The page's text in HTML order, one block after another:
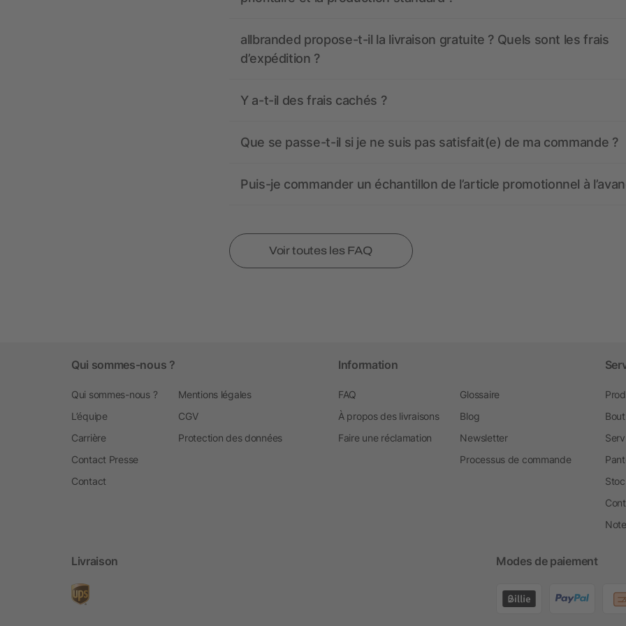
allbranded propose-t-il la livraison gratuite ? Quels sont les frais
d’expédition ?
Y a-t-il des frais cachés ?
Que se passe-t-il si je ne suis pas satisfait(e) de ma commande ?
Puis-je commander un échantillon de l’article promotionnel à
Voir toutes les FAQ
Qui sommes-nous ?
Qui sommes-nous ?
L’équipe
Carrière
Contact Presse
Contact
Mentions légales
CGV
Protection des données
Information
FAQ
À propos des livraisons
Faire une réclamation
Glossaire
Blog
Newsletter
Processus de commande
Livraison Modes de paiement